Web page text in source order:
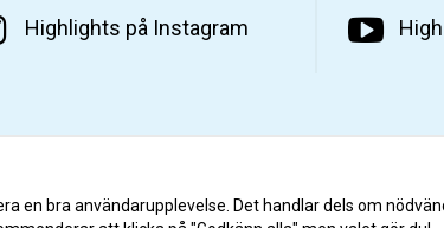
Highlights på Instagram
en bra användarupplevelse. Det handlar dels om